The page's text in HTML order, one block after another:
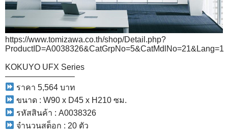
https://www.tomizawa.co.th/shop/Detail.php?
ProductID=A0038326&CatGrpNo=5&CatMdlNo=21&Lang=1
KOKUYO UFX Series
————————–
ราคา 5,564 บาท
ขนาด : W90 x D45 x H210 ซม.
รหัสสินค้า : A0038326
จำนวนสต็อก : 20 ตัว